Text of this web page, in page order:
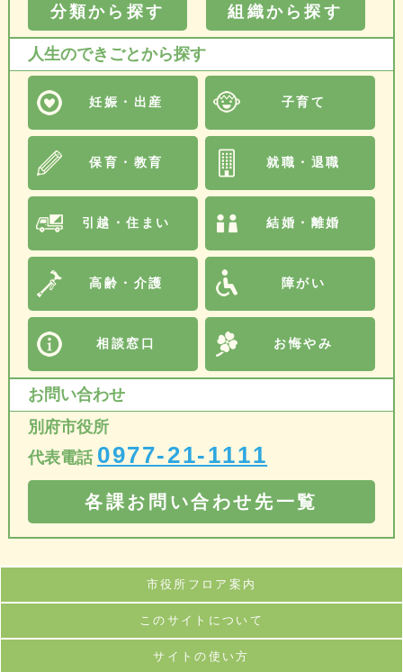
分類から探す 組織から探す
人生のできごとから探す
妊娠・出産 子育て
保育・教育 就職・退職
引越・住まい 結婚・離婚
高齢・介護 障がい
相談窓口 お悔やみ
お問い合わせ
別府市役所
代表電話 0977-21-1111
各課お問い合わせ先一覧
市役所フロア案内
このサイトについて
サイトの使い方